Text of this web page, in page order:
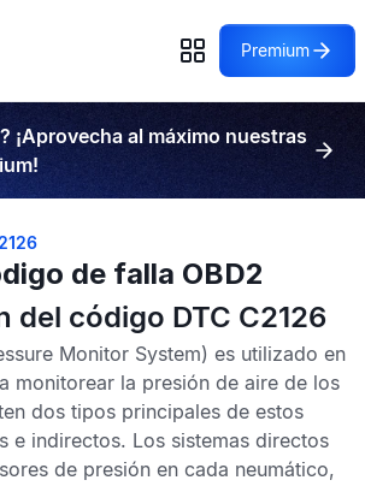
Premium
¡Aprovecha al máximo nuestras
de falla OBD2
del código DTC C2126
Monitor System) es utilizado en
monitorear la presión de aire de los
dos tipos principales de estos
e indirectos. Los sistemas directos
de presión en cada neumático,